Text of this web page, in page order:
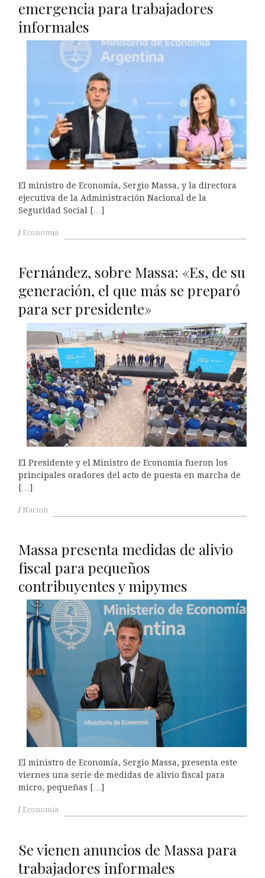
emergencia para trabajadores
informales
El ministro de Economía, Sergio Massa, y la directora
ejecutiva de la Administración Nacional de la
Seguridad Social […]
Economía
Fernández, sobre Massa: «Es, de su
generación, el que más se preparó
para ser presidente»
El Presidente y el Ministro de Economía fueron los
principales oradores del acto de puesta en marcha de
[…]
Nacion
Massa presenta medidas de alivio
fiscal para pequeños
contribuyentes y mipymes
El ministro de Economía, Sergio Massa, presenta este
viernes una serie de medidas de alivio fiscal para
micro, pequeñas […]
Economía
Se vienen anuncios de Massa para
trabajadores informales